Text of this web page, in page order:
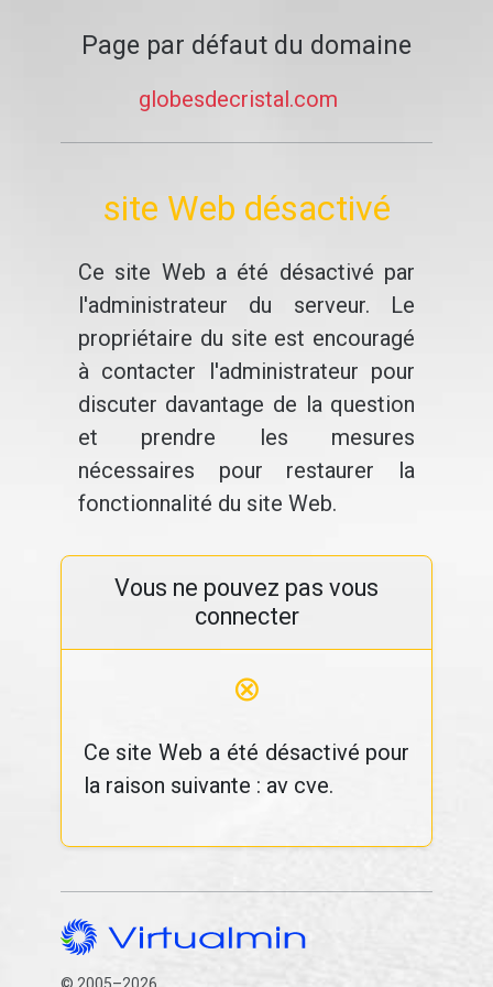
Page par défaut du domaine
globesdecristal.com
site Web désactivé
Ce site Web a été désactivé par
l'administrateur du serveur. Le
propriétaire du site est encouragé
à contacter l'administrateur pour
discuter davantage de la question
et prendre les mesures
nécessaires pour restaurer la
fonctionnalité du site Web.
Vous ne pouvez pas vous
connecter
⊗
Ce site Web a été désactivé pour
la raison suivante : av cve.